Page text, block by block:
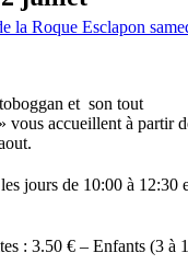
et son tout
accueillent à partir
jours de 10:00 à 12:30
: 3.50 € – Enfants (3 à